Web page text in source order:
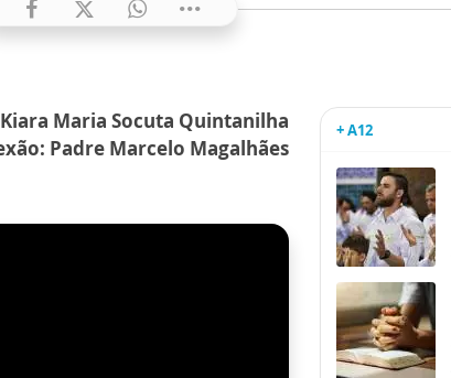
Maria Socuta Quintanilha
Padre Marcelo Magalhães
+ A12